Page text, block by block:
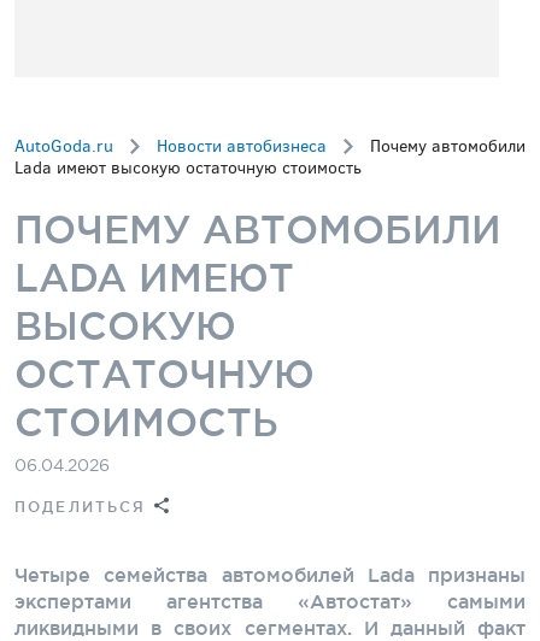
AutoGoda.ru Новости автобизнеса
Почему автомобили
Lada имеют высокую остаточную стоимость
ПОЧЕМУ АВТОМОБИЛИ
LADA ИМЕЮТ
ВЫСОКУЮ
ОСТАТОЧНУЮ
СТОИМОСТЬ
06.04.2026
ПОДЕЛИТЬСЯ
Четыре семейства автомобилей Lada признаны
экспертами агентства «Автостат» самыми
ликвидными в своих сегментах. И данный факт